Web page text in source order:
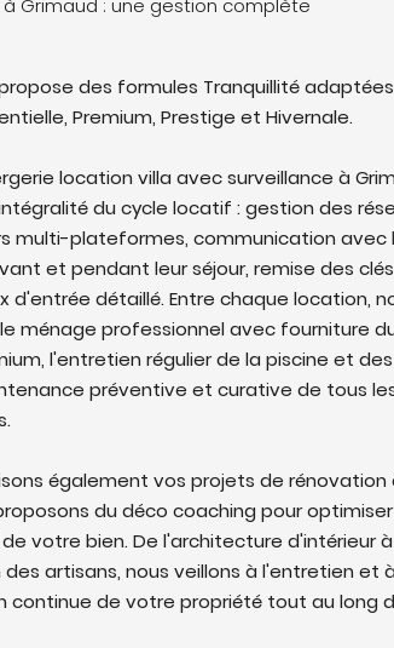
Grimaud : une gestion complète
des formules Tranquillité
Premium, Prestige et Hivernale.
location villa avec surveillance à
du cycle locatif : gestion des
multi-plateformes, communication avec
et pendant leur séjour, remise des
d'entrée détaillé. Entre chaque location,
ménage professionnel avec fourniture
l'entretien régulier de la piscine et
préventive et curative de tous
également vos projets de rénovation
du déco coaching pour optimiser
votre bien. De l'architecture d'intérieur
artisans, nous veillons à l'entretien et à
continue de votre propriété tout au long